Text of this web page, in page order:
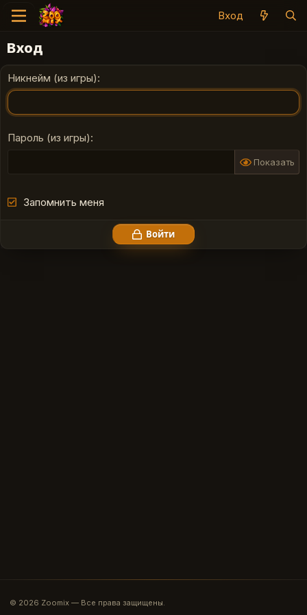
Вход
Вход
Никнейм (из игры)
Пароль (из игры)
Показать
Запомнить меня
Войти
© 2026 Zoomix — Все права защищены.